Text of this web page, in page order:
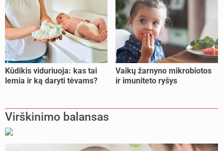
Kūdikis viduriuoja: kas tai
lemia ir ką daryti tėvams?
Vaikų žarnyno mikrobiotos
ir imuniteto ryšys
Virškinimo balansas